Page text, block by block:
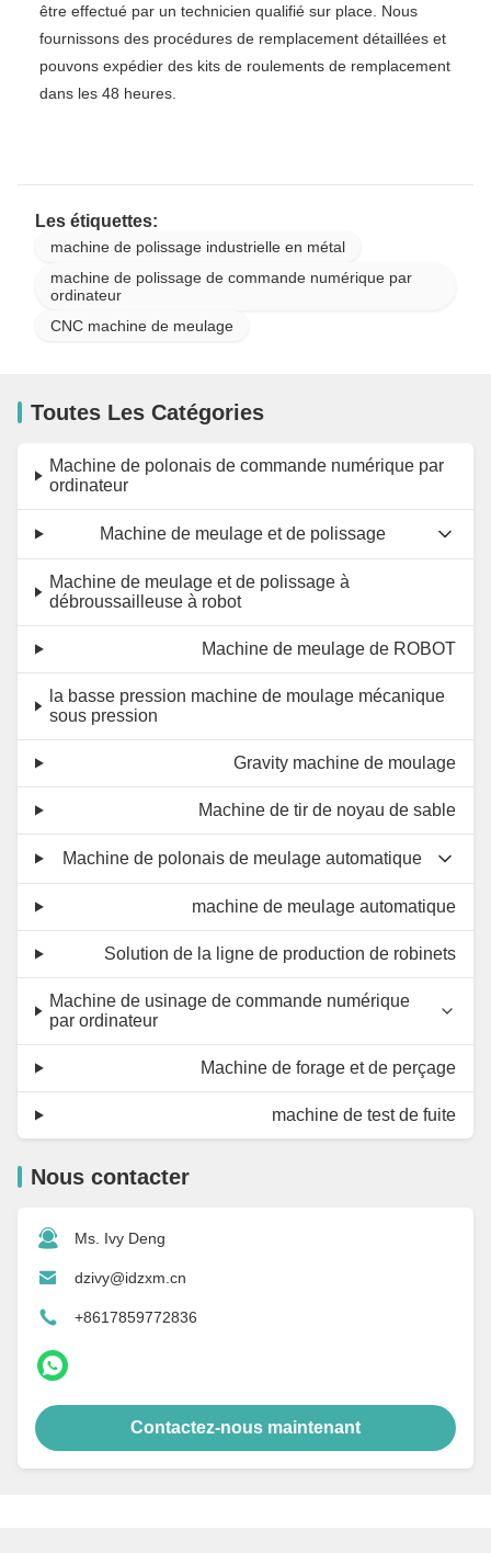
être effectué par un technicien qualifié sur place. Nous
fournissons des procédures de remplacement détaillées et
pouvons expédier des kits de roulements de remplacement
dans les 48 heures.
Les étiquettes:
machine de polissage industrielle en métal
machine de polissage de commande numérique par
ordinateur
CNC machine de meulage
Toutes Les Catégories
Machine de polonais de commande numérique par
ordinateur
Machine de meulage et de polissage
Machine de meulage et de polissage à
débroussailleuse à robot
Machine de meulage de ROBOT
la basse pression machine de moulage mécanique
sous pression
Gravity machine de moulage
Machine de tir de noyau de sable
Machine de polonais de meulage automatique
machine de meulage automatique
Solution de la ligne de production de robinets
Machine de usinage de commande numérique
par ordinateur
Machine de forage et de perçage
machine de test de fuite
Nous contacter
Ms. Ivy Deng
dzivy@idzxm.cn
+8617859772836
Contactez-nous maintenant